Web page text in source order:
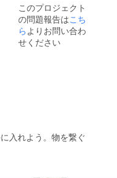
このプロジェクト
の問題報告はこち
ら よりお問い合わ
せください
入れよう。物を繋ぐ